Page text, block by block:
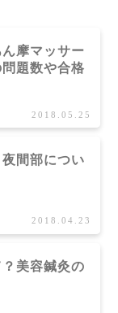
摩マッサー
題数や合格
2018.05.25
夜間部につい
2018.04.23
美容鍼灸の